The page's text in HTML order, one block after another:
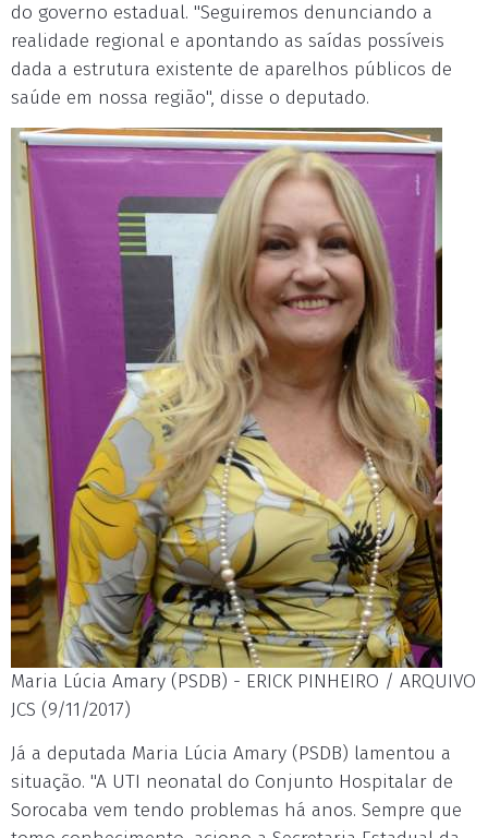
do governo estadual. "Seguiremos denunciando a
realidade regional e apontando as saídas possíveis
dada a estrutura existente de aparelhos públicos de
saúde em nossa região", disse o deputado.
Maria Lúcia Amary (PSDB) - ERICK PINHEIRO / ARQUIVO
JCS (9/11/2017)
Já a deputada Maria Lúcia Amary (PSDB) lamentou a
situação. "A UTI neonatal do Conjunto Hospitalar de
Sorocaba vem tendo problemas há anos. Sempre que